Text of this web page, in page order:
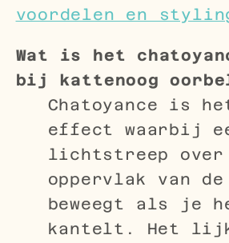
voordelen en
Wat is het
bij kattenoog
Chatoyance is
effect waarbij
lichtstreep over
oppervlak van
beweegt als je
kantelt. Het